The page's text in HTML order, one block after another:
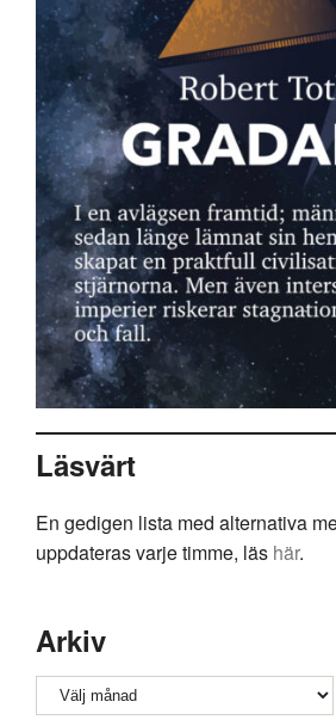
Läsvärt
En gedigen lista med alternativa
uppdateras varje timme, läs här.
Arkiv
Arkiv